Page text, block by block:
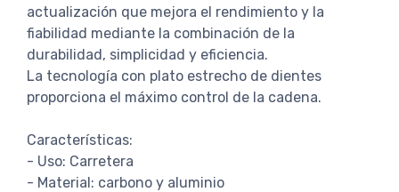
actualización que mejora el rendimiento y la
fiabilidad mediante la combinación de la
durabilidad, simplicidad y eficiencia.
La tecnología con plato estrecho de dientes
proporciona el máximo control de la cadena.
Características:
- Uso: Carretera
- Material: carbono y aluminio